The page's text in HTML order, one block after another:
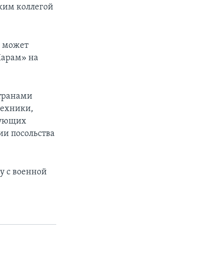
коллегой
может
на
посольства
с военной